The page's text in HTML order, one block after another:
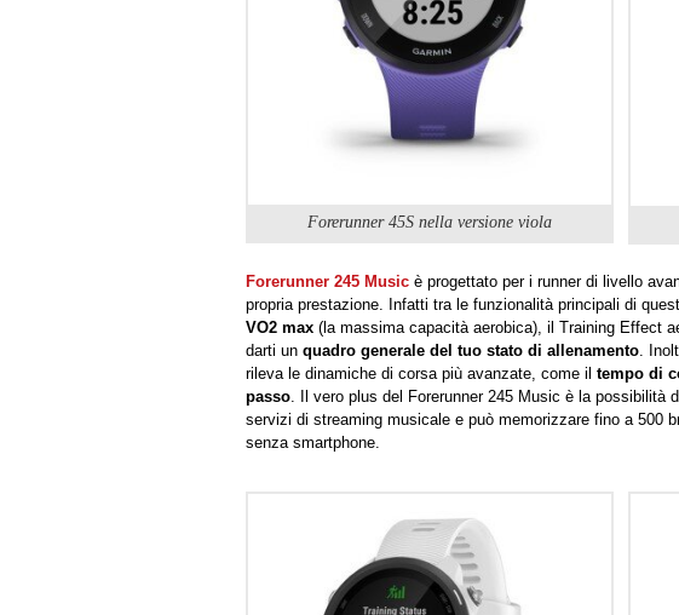
Forerunner 45S nella versione viola
Forerunner 245 Music è progettato per i runner di livello
propria prestazione. Infatti tra le funzionalità principali di
VO2 max (la massima capacità aerobica), il Training Effect
darti un quadro generale del tuo stato di allenamento.
rileva le dinamiche di corsa più avanzate, come il tempo di
passo. Il vero plus del Forerunner 245 Music è la possibilità
servizi di streaming musicale e può memorizzare fino a 500
senza smartphone.